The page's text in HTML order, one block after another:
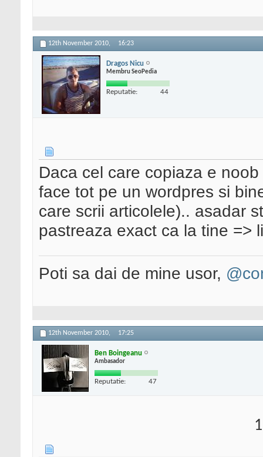
12th November 2010, 16:23
Dragos Nicu
Membru SeoPedia
Reputatie: 44
Daca cel care copiaza e
face tot pe un wordpres si
care scrii articolele).. asadar
pastreaza exact ca la tine =>
Poti sa dai de mine usor,
12th November 2010, 17:25
Ben Boingeanu
Ambasador
Reputatie: 47